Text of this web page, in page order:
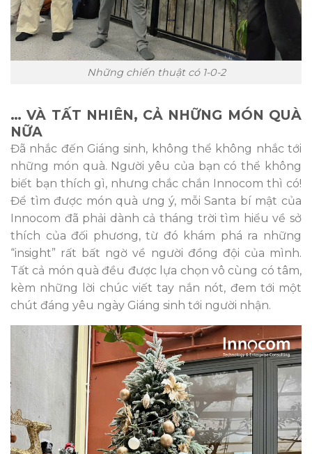
Những chiến thuật có 1-0-2
… VÀ TẤT NHIÊN, CẢ NHỮNG MÓN QUÀ
NỮA
Đã nhắc đến Giáng sinh, không thể không nhắc tới
những món quà. Người yêu của bạn có thể không
biết bạn thích gì, nhưng chắc chắn Innocom thì có!
Để tìm được món quà ưng ý, mỗi Santa bí mật của
Innocom đã phải dành cả tháng trời tìm hiểu về sở
thích của đối phương, từ đó khám phá ra những
“insight” rất bất ngờ về người đồng đội của mình.
Tất cả món quà đều được lựa chọn vô cùng có tâm,
kèm những lời chúc viết tay nắn nót, đem tới một
chút đáng yêu ngày Giáng sinh tới người nhận.